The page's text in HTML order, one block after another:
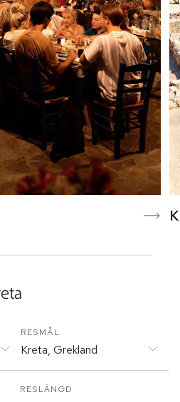
RESMÅL
Kreta, Grekland
RESLÄNGD